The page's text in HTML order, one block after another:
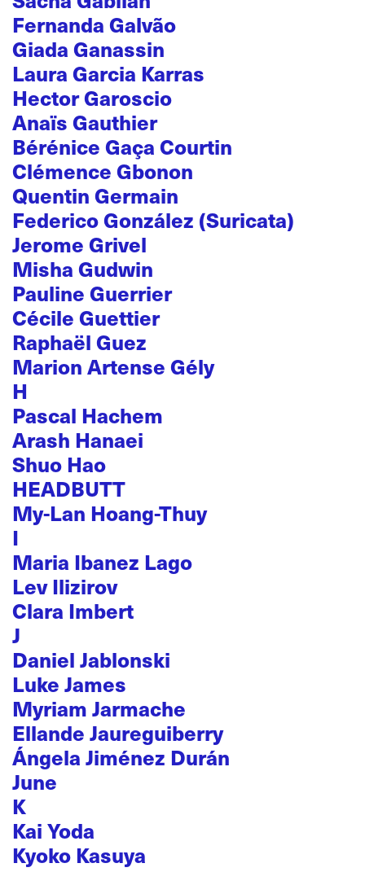
Fernanda Galvão
Giada Ganassin
Laura Garcia Karras
Hector Garoscio
Anaïs Gauthier
Bérénice Gaça Courtin
Clémence Gbonon
Quentin Germain
Federico González (Suricata)
Jerome Grivel
Misha Gudwin
Pauline Guerrier
Cécile Guettier
Raphaël Guez
Marion Artense Gély
H
Pascal Hachem
Arash Hanaei
Shuo Hao
HEADBUTT
My-Lan Hoang-Thuy
I
Maria Ibanez Lago
Lev Ilizirov
Clara Imbert
J
Daniel Jablonski
Luke James
Myriam Jarmache
Ellande Jaureguiberry
Ángela Jiménez Durán
June
K
Kai Yoda
Kyoko Kasuya